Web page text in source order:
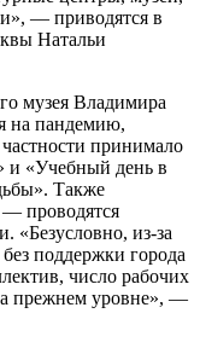
— приводятся в
Натальи
музея Владимира
на пандемию,
принимало
и «Учебный день в
Также
— проводятся
«Безусловно, из-за
поддержки города
число рабочих
прежнем уровне», —